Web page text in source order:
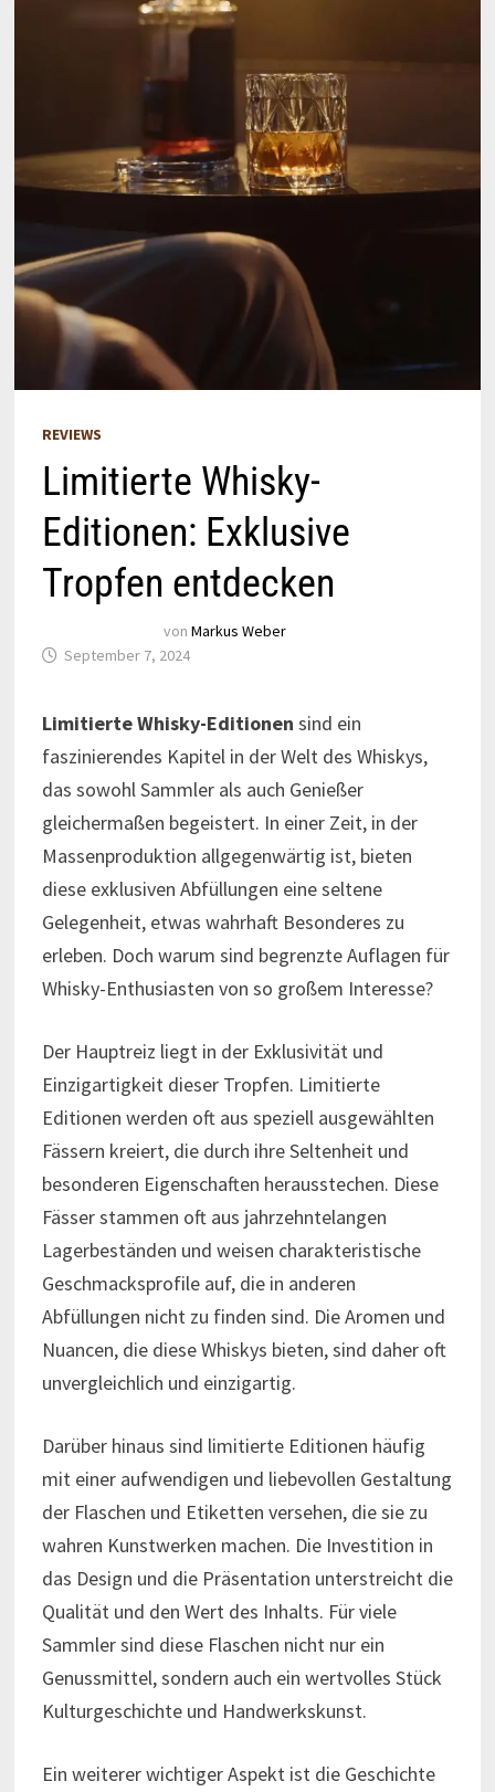
REVIEWS
Limitierte Whisky-
Editionen: Exklusive
Tropfen entdecken
von Markus Weber
September 7, 2024
Limitierte Whisky-Editionen sind ein
faszinierendes Kapitel in der Welt des Whiskys,
das sowohl Sammler als auch Genießer
gleichermaßen begeistert. In einer Zeit, in der
Massenproduktion allgegenwärtig ist, bieten
diese exklusiven Abfüllungen eine seltene
Gelegenheit, etwas wahrhaft Besonderes zu
erleben. Doch warum sind begrenzte Auflagen für
Whisky-Enthusiasten von so großem Interesse?
Der Hauptreiz liegt in der Exklusivität und
Einzigartigkeit dieser Tropfen. Limitierte
Editionen werden oft aus speziell ausgewählten
Fässern kreiert, die durch ihre Seltenheit und
besonderen Eigenschaften herausstechen. Diese
Fässer stammen oft aus jahrzehntelangen
Lagerbeständen und weisen charakteristische
Geschmacksprofile auf, die in anderen
Abfüllungen nicht zu finden sind. Die Aromen und
Nuancen, die diese Whiskys bieten, sind daher oft
unvergleichlich und einzigartig.
Darüber hinaus sind limitierte Editionen häufig
mit einer aufwendigen und liebevollen Gestaltung
der Flaschen und Etiketten versehen, die sie zu
wahren Kunstwerken machen. Die Investition in
das Design und die Präsentation unterstreicht die
Qualität und den Wert des Inhalts. Für viele
Sammler sind diese Flaschen nicht nur ein
Genussmittel, sondern auch ein wertvolles Stück
Kulturgeschichte und Handwerkskunst.
Ein weiterer wichtiger Aspekt ist die Geschichte